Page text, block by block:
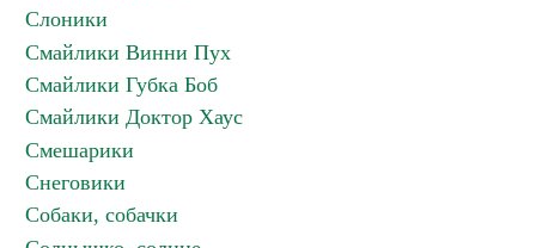
Слоники
Смайлики Винни Пух
Смайлики Губка Боб
Смайлики Доктор Хаус
Смешарики
Снеговики
Собаки, собачки